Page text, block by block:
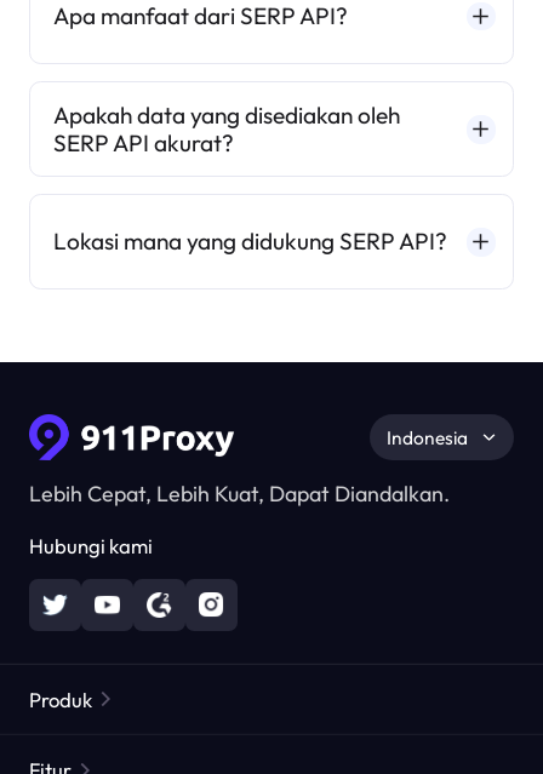
Apa manfaat dari SERP API?
Apakah data yang disediakan oleh
SERP API akurat?
Lokasi mana yang didukung SERP API?
Lebih Cepat, Lebih Kuat, Dapat Diandalkan.
Hubungi kami
Indonesia
Produk